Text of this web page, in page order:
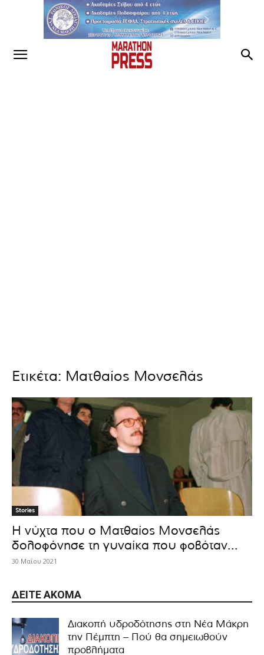
Ετικέτα: Ματθαίος Μονσελάς
Stories
Η νύχτα που ο Ματθαίος Μονσελάς
δολοφόνησε τη γυναίκα που φοβόταν...
30 Μαΐου 2021
ΔΕΊΤΕ ΑΚΌΜΑ
Διακοπή υδροδότησης στη Νέα Μάκρη
την Πέμπτη – Πού θα σημειωθούν
προβλήματα